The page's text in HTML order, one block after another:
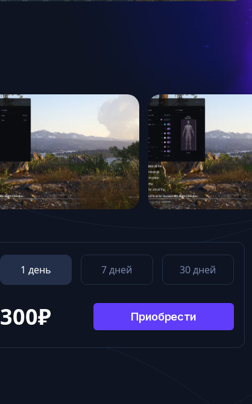
1 день 7 дней 30 дней
300₽ Приобрести